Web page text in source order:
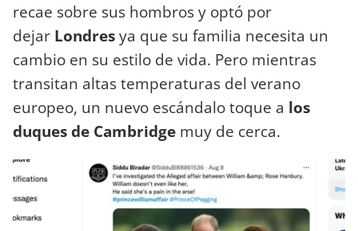
recae sobre sus hombros y optó por
dejar Londresya que su familia necesita un
cambio en su estilo de vida. Pero mientras
transitan altas temperaturas del verano
europeo, un nuevo escándalo toque a los
duques de Cambridge muy de cerca.